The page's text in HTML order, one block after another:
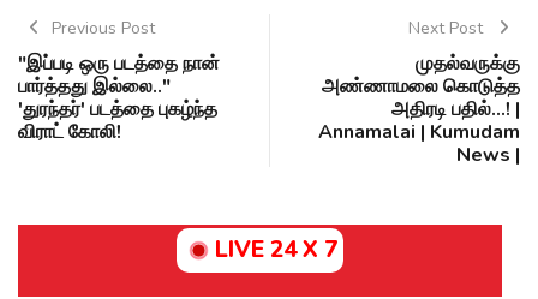
Previous Post
"இப்படி ஒரு படத்தை நான்
பார்த்தது இல்லை.."
'துரந்தர்' படத்தை புகழ்ந்த
விராட் கோலி!
Next Post
முதல்வருக்கு
அண்ணாமலை கொடுத்த
அதிரடி பதில்...! |
Annamalai | Kumudam
News |
LIVE 24 X 7